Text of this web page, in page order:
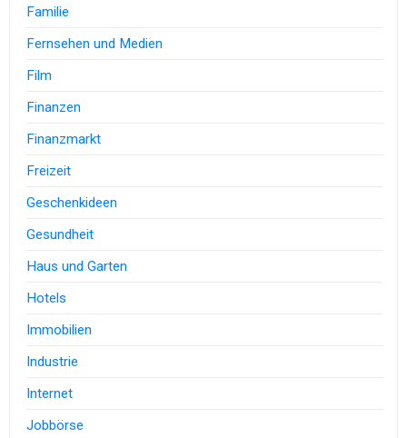
Familie
Fernsehen und Medien
Film
Finanzen
Finanzmarkt
Freizeit
Geschenkideen
Gesundheit
Haus und Garten
Hotels
Immobilien
Industrie
Internet
Jobbörse